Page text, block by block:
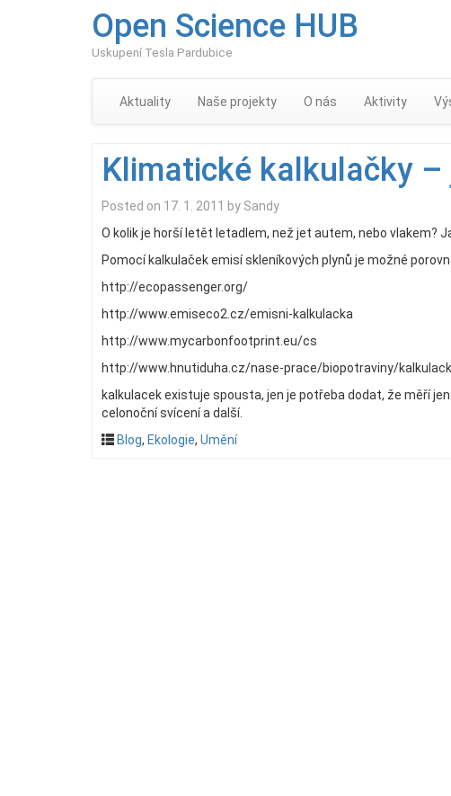
Open Science HUB
Uskupení Tesla Pardubice
Aktuality Naše projekty O nás Aktivity
Klimatické kalkulačky
Posted on 17. 1. 2011 by Sandy
O kolik je horší letět letadlem, než jet autem, nebo vlakem?
Pomocí kalkulaček emisí skleníkových plynů je možné
http://ecopassenger.org/
http://www.emiseco2.cz/emisni-kalkulacka
http://www.mycarbonfootprint.eu/cs
http://www.hnutiduha.cz/nase-prace/biopotraviny/
kalkulacek existuje spousta, jen je potřeba dodat, že měří
celonoční svícení a další.
Blog, Ekologie, Umění